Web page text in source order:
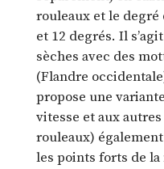
rouleaux et le degré
et 12 degrés. Il
sèches avec des
(Flandre
propose une
vitesse et aux
rouleaux)
les points forts de